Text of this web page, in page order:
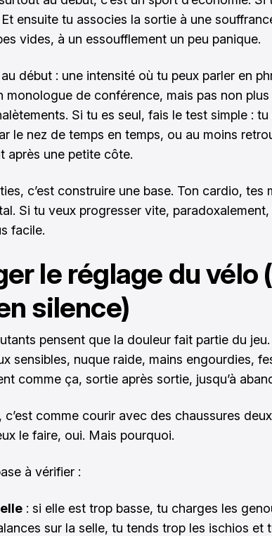
ensuite tu associes la sortie à une
vides, à un essoufflement un peu panique.
début : une intensité où tu peux parler en
monologue de conférence, mais pas non
Si tu es seul, fais le test simple : tu
le nez de temps en temps, ou au moins
après une petite côte.
c’est construire une base. Ton cardio, tes
Si tu veux progresser vite,
facile.
le réglage du vélo
silence)
pensent que la douleur fait partie du
sensibles, nuque raide, mains engourdies,
comme ça, sortie après sortie, jusqu’à
c’est comme courir avec des chaussures
le faire, oui. Mais pourquoi.
à vérifier :
: si elle est trop basse, tu charges les
sur la selle, tu tends trop les ischios et